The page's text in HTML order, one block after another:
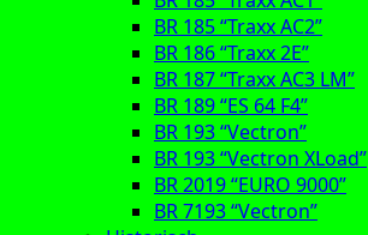
BR 185 “Traxx AC2”
BR 186 “Traxx 2E”
BR 187 “Traxx AC3 LM”
BR 189 “ES 64 F4”
BR 193 “Vectron”
BR 193 “Vectron XLoad”
BR 2019 “EURO 9000”
BR 7193 “Vectron”